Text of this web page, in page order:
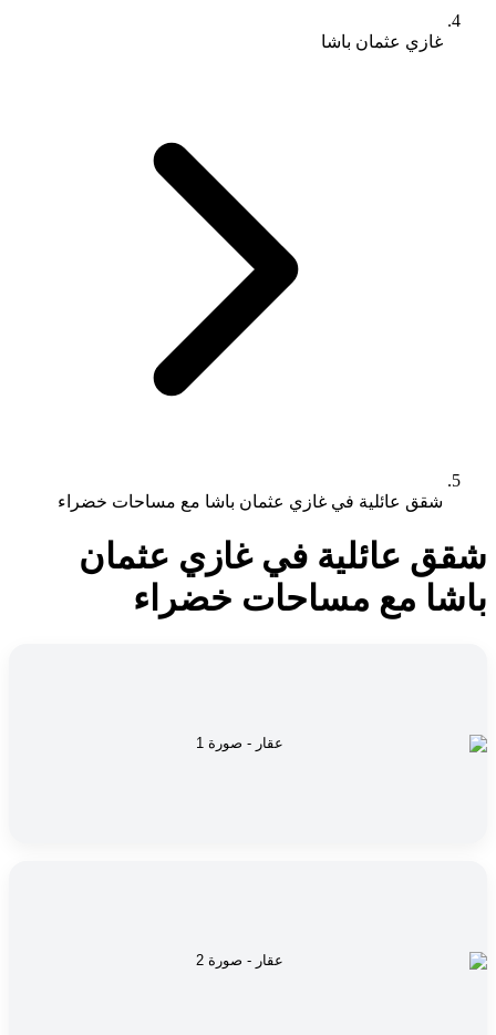
غازي عثمان باشا
شقق عائلية في غازي عثمان باشا مع مساحات خضراء
شقق عائلية في غازي عثمان
باشا مع مساحات خضراء